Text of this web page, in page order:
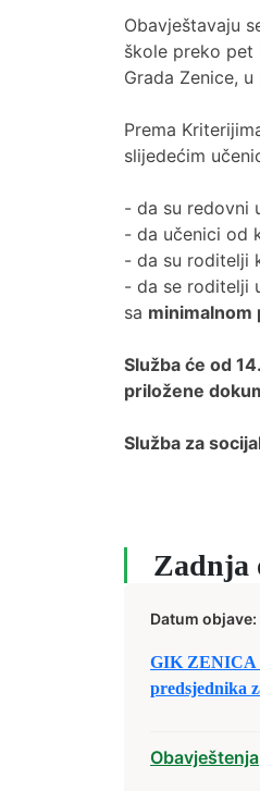
Obavještavaju
škole preko pet
Grada Zenice,
Prema
slijedećim
- da su redovni
- da učenici od
- da su roditelji
- da se roditelji
sa minimalnom
Služba će od
priložene
Služba za
Zadnja
Datum objave:
GIK ZENICA
predsjednika
Obavještenja